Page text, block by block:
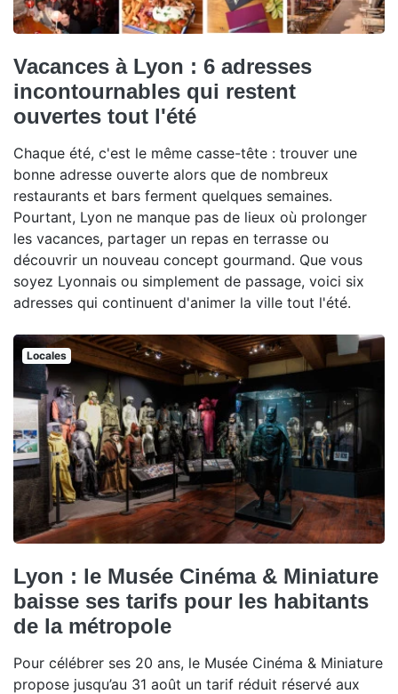
Vacances à Lyon : 6 adresses
incontournables qui restent
ouvertes tout l'été
Chaque été, c'est le même casse-tête : trouver une
bonne adresse ouverte alors que de nombreux
restaurants et bars ferment quelques semaines.
Pourtant, Lyon ne manque pas de lieux où prolonger
les vacances, partager un repas en terrasse ou
découvrir un nouveau concept gourmand. Que vous
soyez Lyonnais ou simplement de passage, voici six
adresses qui continuent d'animer la ville tout l'été.
Locales
Lyon : le Musée Cinéma & Miniature
baisse ses tarifs pour les habitants
de la métropole
Pour célébrer ses 20 ans, le Musée Cinéma & Miniature
propose jusqu’au 31 août un tarif réduit réservé aux